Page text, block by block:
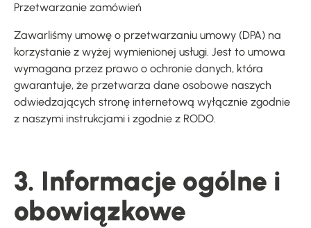
Przetwarzanie zamówień
Zawarliśmy umowę o przetwarzaniu umowy (DPA) na
korzystanie z wyżej wymienionej usługi. Jest to umowa
wymagana przez prawo o ochronie danych, która
gwarantuje, że przetwarza dane osobowe naszych
odwiedzających stronę internetową wyłącznie zgodnie
z naszymi instrukcjami i zgodnie z RODO.
3. Informacje ogólne i
obowiązkowe